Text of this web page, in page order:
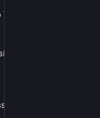
Grüße